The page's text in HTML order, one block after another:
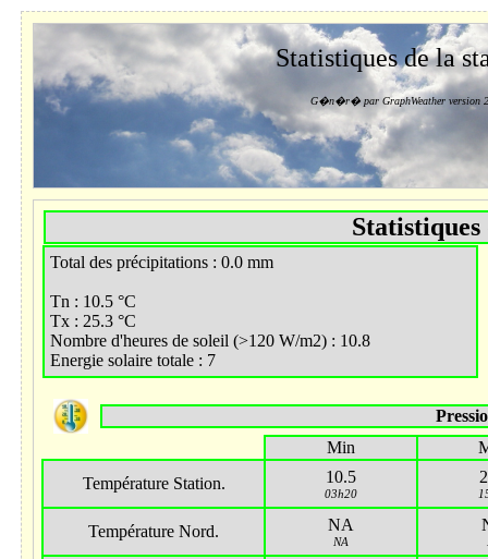
Statistiques de la
G�n�r� par GraphWeather version